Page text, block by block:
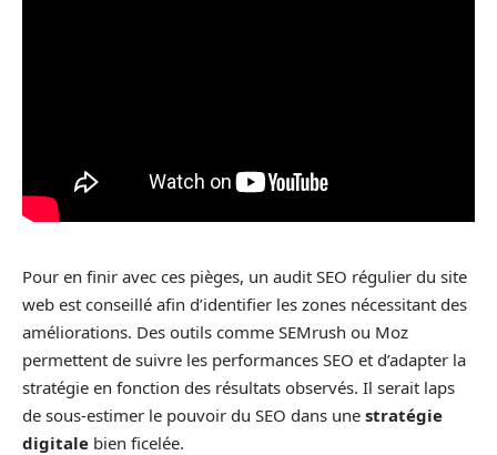
Pour en finir avec ces pièges, un audit SEO régulier du site
web est conseillé afin d’identifier les zones nécessitant des
améliorations. Des outils comme SEMrush ou Moz
permettent de suivre les performances SEO et d’adapter la
stratégie en fonction des résultats observés. Il serait laps
de sous-estimer le pouvoir du SEO dans une stratégie
digitale bien ficelée.